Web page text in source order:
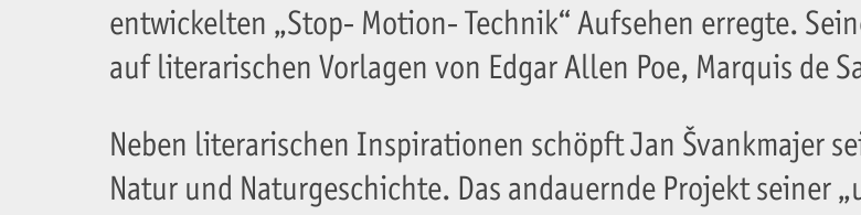
entwickelten „Stop- Motion- Technik“ Aufsehen erregte.
auf literarischen Vorlagen von Edgar Allen Poe, Marquis de
Neben literarischen Inspirationen schöpft Jan Švankmajer
Natur und Naturgeschichte. Das andauernde Projekt seiner